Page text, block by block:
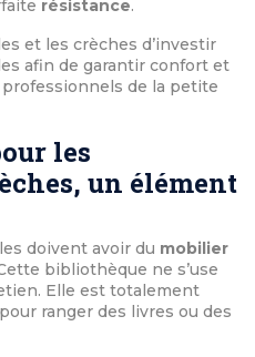
résistance.
et les crèches d’investir
afin de garantir confort et
de la petite
les
un élément
doivent avoir du mobilier
bibliothèque ne s’use
Elle est totalement
ranger des livres ou des